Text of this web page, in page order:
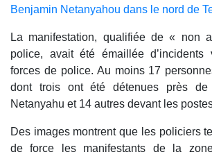
Benjamin Netanyahou dans le nord de
La manifestation, qualifiée de « non
police, avait été émaillée d’incidents
forces de police. Au moins 17
dont trois ont été détenues près
Netanyahu et 14 autres devant les
Des images montrent que les policiers
de force les manifestants de la